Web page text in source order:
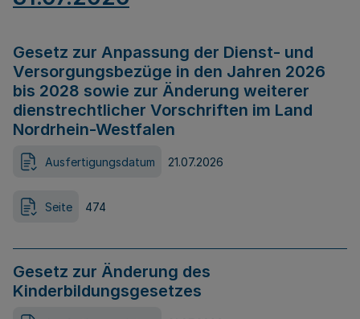
Gesetz zur Anpassung der Dienst- und
Versorgungsbezüge in den Jahren 2026
bis 2028 sowie zur Änderung weiterer
dienstrechtlicher Vorschriften im Land
Nordrhein-Westfalen
Ausfertigungsdatum 21.07.2026
Seite 474
Gesetz zur Änderung des
Kinderbildungsgesetzes